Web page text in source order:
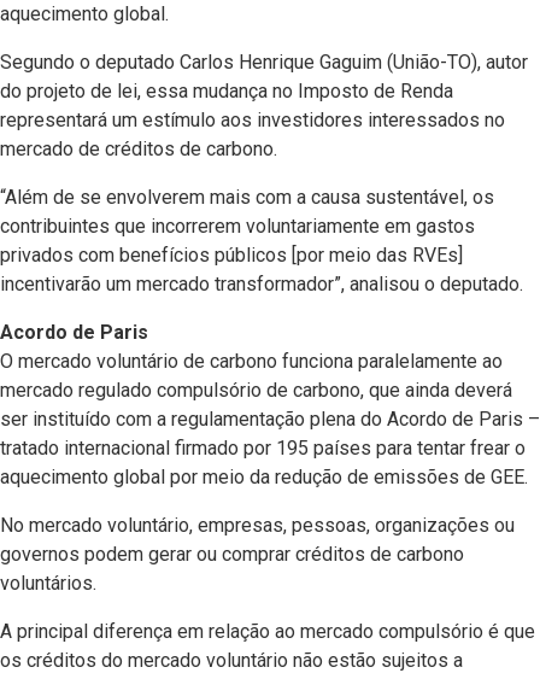
aquecimento global.
Segundo o deputado Carlos Henrique Gaguim (União-TO), autor
do projeto de lei, essa mudança no Imposto de Renda
representará um estímulo aos investidores interessados no
mercado de créditos de carbono.
“Além de se envolverem mais com a causa sustentável, os
contribuintes que incorrerem voluntariamente em gastos
privados com benefícios públicos [por meio das RVEs]
incentivarão um mercado transformador”, analisou o deputado.
Acordo de Paris
O mercado voluntário de carbono funciona paralelamente ao
mercado regulado compulsório de carbono, que ainda deverá
ser instituído com a regulamentação plena do Acordo de Paris –
tratado internacional firmado por 195 países para tentar frear o
aquecimento global por meio da redução de emissões de GEE.
No mercado voluntário, empresas, pessoas, organizações ou
governos podem gerar ou comprar créditos de carbono
voluntários.
A principal diferença em relação ao mercado compulsório é que
os créditos do mercado voluntário não estão sujeitos a